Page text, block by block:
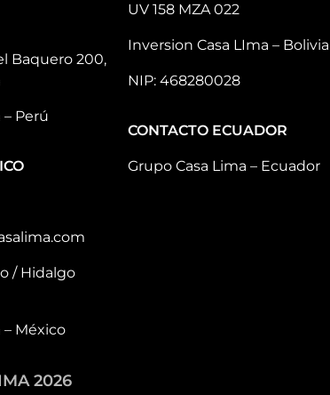
Baquero 200,
– Perú
/ Hidalgo
– México
UV 158 MZA 022
Inversion Casa LIma – Bolivia
NIP: 468280028
CONTACTO ECUADOR
Grupo Casa Lima – Ecuador
2026